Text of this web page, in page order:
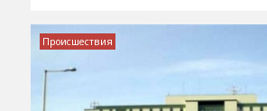
Происшествия